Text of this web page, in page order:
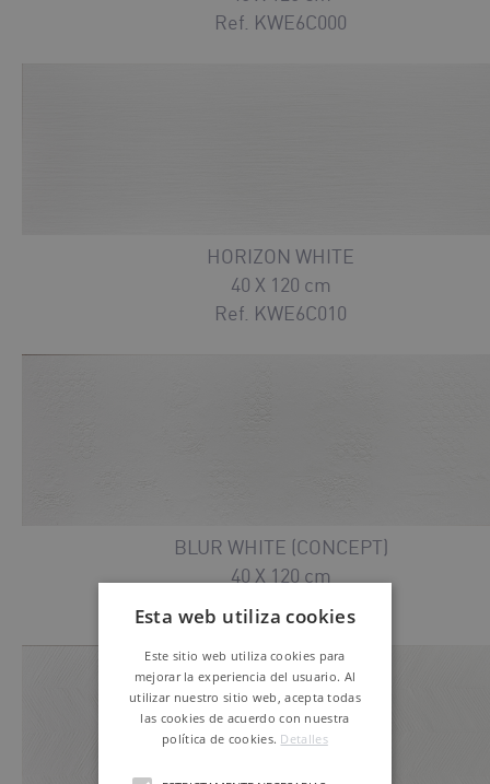
Ref. KWE6C000
HORIZON WHITE
40 X 120 cm
Ref. KWE6C010
BLUR WHITE (CONCEPT)
40 X 120 cm
Ref. KWE6C020
Esta web utiliza cookies
Este sitio web utiliza cookies para
mejorar la experiencia del usuario. Al
utilizar nuestro sitio web, acepta todas
las cookies de acuerdo con nuestra
política de cookies. Detalles